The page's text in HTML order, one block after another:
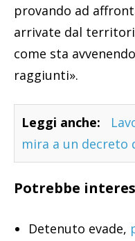
provando ad
arrivate dal
come sta
raggiunti».
Leggi anche:
mira a un decreto
Potrebbe
Detenuto evade,